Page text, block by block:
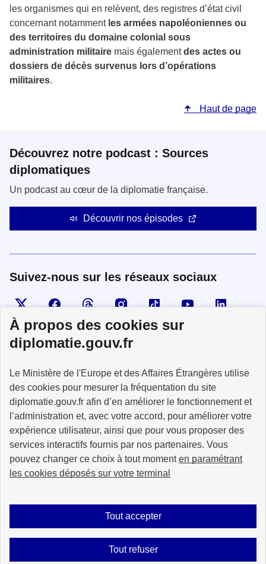
À propos des cookies sur
diplomatie.gouv.fr
Le Ministère de l'Europe et des Affaires Étrangères utilise
des cookies pour mesurer la fréquentation du site
diplomatie.gouv.fr afin d’en améliorer le fonctionnement et
l’administration et, avec votre accord, pour améliorer votre
expérience utilisateur, ainsi que pour vous proposer des
services interactifs fournis par nos partenaires. Vous
pouvez changer ce choix à tout momenten paramétrant
les cookies déposés sur votre terminal
Tout accepter
Tout refuser
les organismes qui en relèvent, des registres d’état civil
concernant notamment les armées napoléoniennes ou
des territoires du domaine colonial sous
administration militaire mais égalementdes actes ou
dossiers de décès survenus lors d’opérations
militaires.
Haut de page
Découvrez notre podcast : Sources
diplomatiques
Un podcast au cœur de la diplomatie française.
Découvrir nos épisodes
Suivez-nous sur les réseaux sociaux
Visiter la page XSuivez-nous sur Facebook
Visiter le compte Threads
Visiter le compte Instagram
Visiter le compte TikTok
Visiter le
MINISTÈRE
DE L'EUROPE
ET DES AFFAIRES
ÉTRANGÈRES
info.gouv.fr service-public.fr
Plan du site Accessibilité : partiellement conforme Mentions légales
Nous écrire Gestion des cookies